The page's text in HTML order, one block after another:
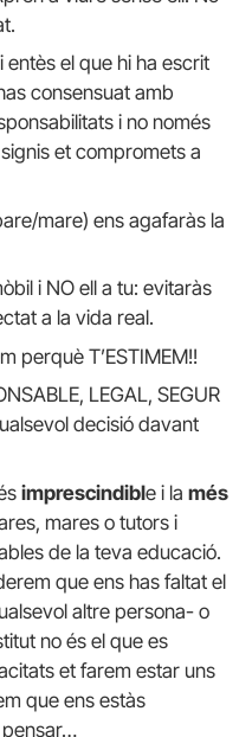
entès el que hi ha escrit
consensuat amb
i no només
et compromets a
mare) ens agafaràs la
i NO ell a tu: evitaràs
a la vida real.
perquè T’ESTIMEM!!
LEGAL, SEGUR
decisió davant
imprescindible i la més
mares o tutors i
de la teva educació.
que ens has faltat el
altre persona- o
no és el que es
et farem estar uns
que ens estàs
pensar…